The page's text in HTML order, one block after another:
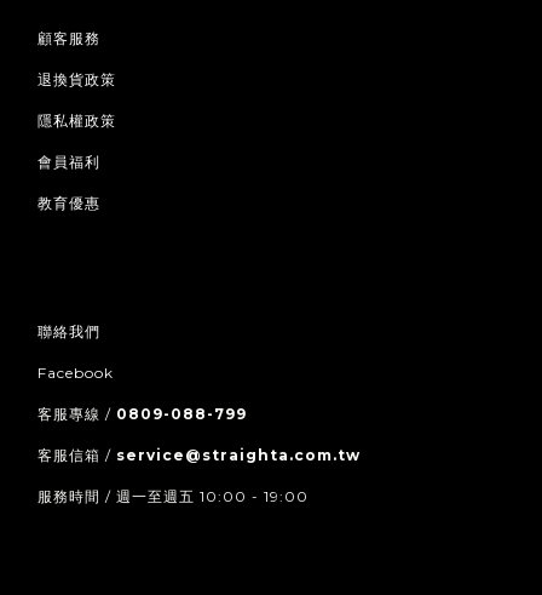
顧客服務
退換貨政策
隱私權政策
會員福利
教育優惠
聯絡我們
Facebook
客服專線 / 0809-088-799
客服信箱 / service@straighta.com.tw
服務時間 / 週一至週五 10:00 - 19:00